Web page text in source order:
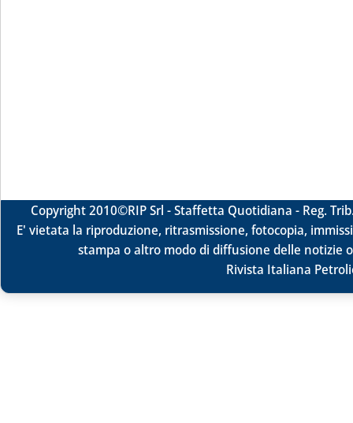
Copyright 2010©RIP Srl -Staffetta Quotidiana - Reg.
E' vietata la riproduzione, ritrasmissione, fotocopia,
stampa o altro modo di diffusione delle notizie
Rivista Italiana